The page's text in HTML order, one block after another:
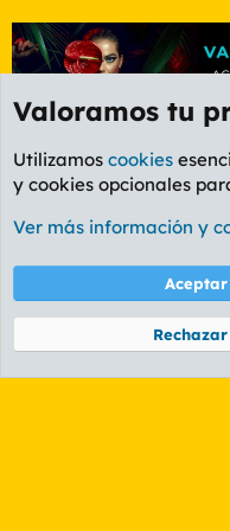
Foro General
Cookies
PL
Términos y
Community platform by XenForo®
Valoramos tu
Utilizamos cookies
y cookies opcionales
Ver más información y
Aceptar